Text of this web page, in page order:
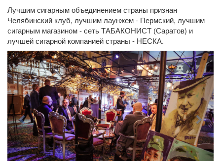
Лучшим сигарным объединением страны признан
Челябинский клуб, лучшим лаунжем - Пермский, лучшим
сигарным магазином - сеть ТАБАКОНИСТ (Саратов) и
лучшей сигарной компанией страны - НЕСКА.
P
r
e
v
i
o
u
s
N
e
x
t